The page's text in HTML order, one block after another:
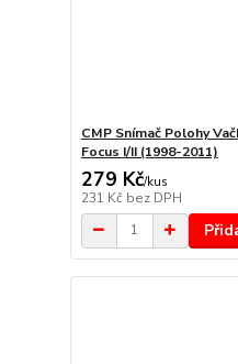
CMP Snímač Polohy
Focus I/II (1998-2011)
279 Kč/kus
231 Kč bez DPH